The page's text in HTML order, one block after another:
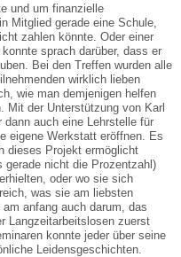
und um finanzielle
Mitglied gerade eine Schule,
zahlen könnte. Oder einer
sprach darüber, dass er
Bei den Treffen wurden alle
wirklich lieben
wie man demjenigen helfen
Mit der Unterstützung von Karl
auch eine Lehrstelle für
eigene Werkstatt eröffnen. Es
dieses Projekt ermöglicht
gerade nicht die Prozentzahl)
oder wo sie sich
was sie am liebsten
anfang auch darum, das
Langzeitarbeitslosen zuerst
konnte jeder über seine
Leidensgeschichten.